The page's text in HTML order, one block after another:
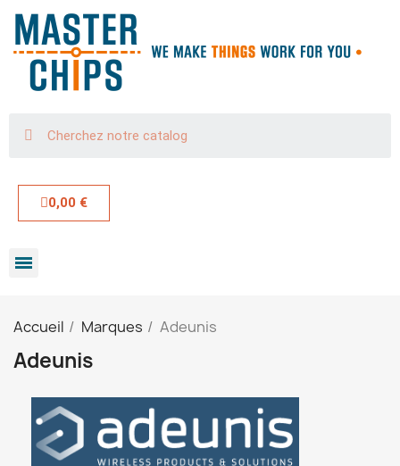
0,00 €
Accueil Marques Adeunis
Adeunis